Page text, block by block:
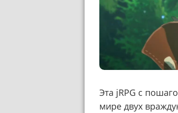
Эта jRPG с
мире двух